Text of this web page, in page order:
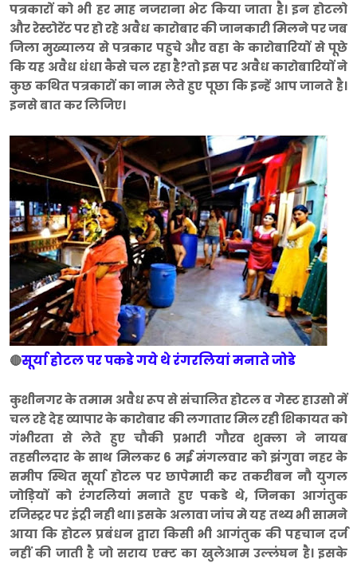
पत्रकारों को भी हर माह नजराना भेट किया जाता है। इन होटलो
और रेस्टोरेंट पर हो रहे अवैध कारोबार की जानकारी मिलने पर जब
जिला मुख्यालय से पत्रकार पहुचे और वहा के कारोबारियों से पूछे
कि यह अवैध धंधा कैसे चल रहा है?तो इस पर अवैध कारोबारियों ने
कुछ कथित पत्रकारों का नाम लेते हुए पूछा कि इन्हें आप जानते है।
इनसे बात कर लिजिए।
🔴सूर्या होटल पर पकडे गये थे रंगरलियां मनाते जोडे
कुशीनगर के तमाम अवैध रूप से संचालित होटल व गेस्ट हाउसो में
चल रहे देह व्यापार के कारोबार की लगातार मिल रही शिकायत को
गंभीरता से लेते हुए चौकी प्रभारी गौरव शुक्ला ने नायब
तहसीलदार के साथ मिलकर 6 मई मंगलवार को झंगुवा नहर के
समीप स्थित सूर्या होटल पर छापेमारी कर तकरीबन नौ युगल
जोड़ियों को रंगरलियां मनाते हुए पकडे थे, जिनका आगंतुक
रजिस्ट्रर पर इंट्री नही था। इसके अलावा जांच मे यह तथ्य भी सामने
आया कि होटल प्रबंधन द्वारा किसी भी आगंतुक की पहचान दर्ज
नहीं की जाती है जो सराय एक्ट का खुलेआम उल्लंघन है। इसके